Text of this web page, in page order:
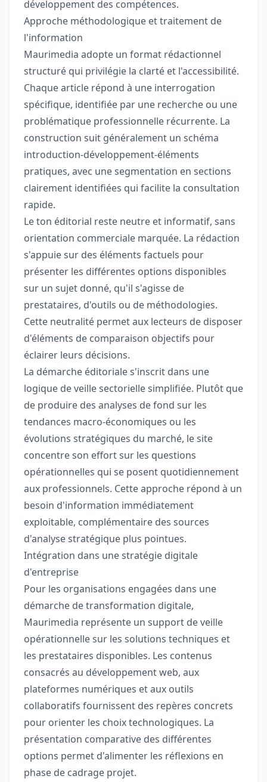
développement des compétences.
Approche méthodologique et traitement de
l'information
Maurimedia adopte un format rédactionnel
structuré qui privilégie la clarté et l'accessibilité.
Chaque article répond à une interrogation
spécifique, identifiée par une recherche ou une
problématique professionnelle récurrente. La
construction suit généralement un schéma
introduction-développement-éléments
pratiques, avec une segmentation en sections
clairement identifiées qui facilite la consultation
rapide.
Le ton éditorial reste neutre et informatif, sans
orientation commerciale marquée. La rédaction
s'appuie sur des éléments factuels pour
présenter les différentes options disponibles
sur un sujet donné, qu'il s'agisse de
prestataires, d'outils ou de méthodologies.
Cette neutralité permet aux lecteurs de disposer
d'éléments de comparaison objectifs pour
éclairer leurs décisions.
La démarche éditoriale s'inscrit dans une
logique de veille sectorielle simplifiée. Plutôt que
de produire des analyses de fond sur les
tendances macro-économiques ou les
évolutions stratégiques du marché, le site
concentre son effort sur les questions
opérationnelles qui se posent quotidiennement
aux professionnels. Cette approche répond à un
besoin d'information immédiatement
exploitable, complémentaire des sources
d'analyse stratégique plus pointues.
Intégration dans une stratégie digitale
d'entreprise
Pour les organisations engagées dans une
démarche de transformation digitale,
Maurimedia représente un support de veille
opérationnelle sur les solutions techniques et
les prestataires disponibles. Les contenus
consacrés au développement web, aux
plateformes numériques et aux outils
collaboratifs fournissent des repères concrets
pour orienter les choix technologiques. La
présentation comparative des différentes
options permet d'alimenter les réflexions en
phase de cadrage projet.